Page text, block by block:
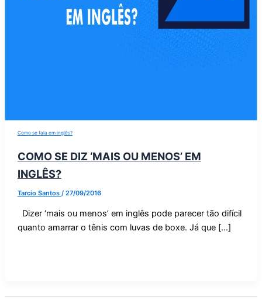
Como se fala em inglês?
COMO SE DIZ ‘MAIS OU MENOS’ EM
INGLÊS?
Tarcio Santos / 27/09/2016
Dizer ‘mais ou menos’ em inglês pode parecer tão difícil
quanto amarrar o tênis com luvas de boxe. Já que […]